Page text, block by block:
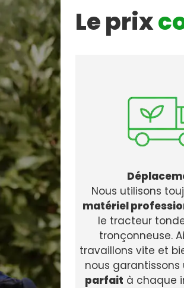
Le prix
Nous utilisons
matériel
le tracteur
tronçonneuse.
travaillons vite et
nous garantissons
parfait à chaque